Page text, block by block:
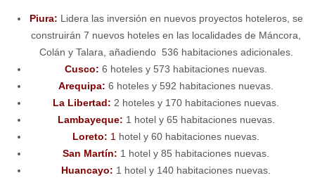
Piura: Lidera las inversión en nuevos proyectos hoteleros, se
construirán 7 nuevos hoteles en las localidades de Máncora,
Colán y Talara, añadiendo 536 habitaciones adicionales.
Cusco: 6 hoteles y 573 habitaciones nuevas.
Arequipa: 6 hoteles y 592 habitaciones nuevas.
La Libertad: 2 hoteles y 170 habitaciones nuevas.
Lambayeque: 1 hotel y 65 habitaciones nuevas.
Loreto: 1 hotel y 60 habitaciones nuevas.
San Martín: 1 hotel y 85 habitaciones nuevas.
Huancayo: 1 hotel y 140 habitaciones nuevas.